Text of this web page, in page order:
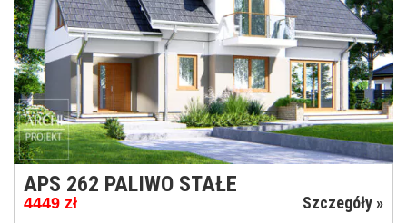
APS 262 PALIWO STAŁE
4449 zł Szczegóły »